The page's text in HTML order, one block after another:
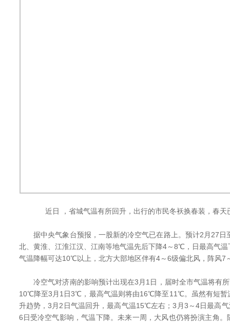
近日 ，省城气温有所回升，出行的市民冬袄换春装，春天
据中央气象台预报，一股新的冷空气已在路上。预计2月27日
北、黄淮、江淮江汉、江南等地气温先后下降4～8℃，日最高气
气温降幅可达10℃以上，北方大部地区伴有4～6级偏北风，阵风7
冷空气对济南的影响预计出现在3月1日，届时全市气温将有所
10℃降至3月1日3℃，最高气温则将由16℃降至11℃。虽然有短暂
升趋势，3月2日气温回升，最高气温15℃左右；3月3～4日最高
6日受冷空气影响，气温下降。未来一周，大风也仍将扮演主角